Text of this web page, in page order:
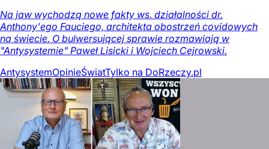
Na jaw wychodzą nowe fakty ws. działalności dr.
Anthony'ego Fauciego, architekta obostrzeń covidowych
na świecie. O bulwersującej sprawie rozmawiają w
"Antysystemie" Paweł Lisicki i Wojciech Cejrowski.
AntysystemOpinieŚwiatTylko na DoRzeczy.pl